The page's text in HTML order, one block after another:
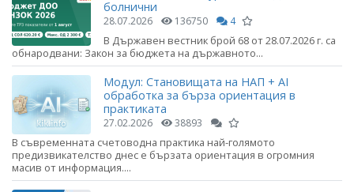
болнични
28.07.2026 136750 4
В Държавен вестник брой 68 от 28.07.2026 г. са
обнародвани: Закон за бюджета на държавното...
Модул: Становищата на НАП + AI
обработка за бърза ориентация в
практиката
27.02.2026 38893
В съвременната счетоводна практика най-голямото
предизвикателство днес е бързата ориентация в огромния
масив от информация....